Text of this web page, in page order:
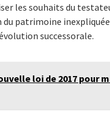
les souhaits du
patrimoine
successorale.
loi de 2017 pour